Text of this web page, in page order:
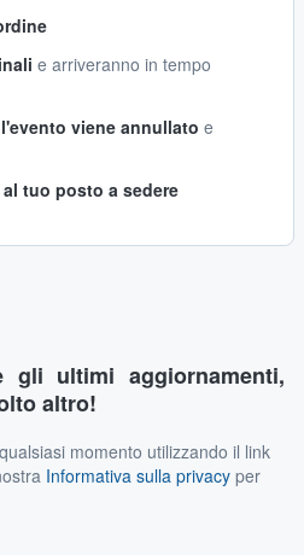
e arriveranno in tempo
viene annullato e
tuo posto a sedere
gli ultimi aggiornamenti,
altro!
momento utilizzando il link
Informativa sulla privacy per